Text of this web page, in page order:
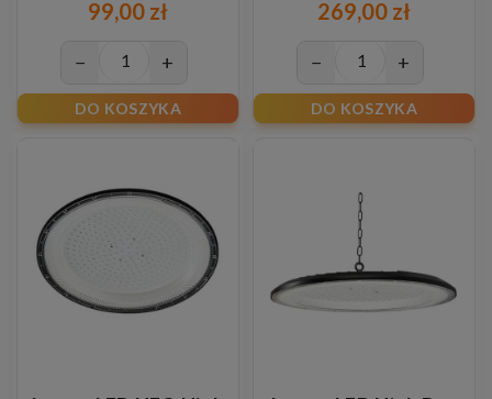
99,00 zł
− +
DO KOSZYKA
269,00 zł
− +
DO KOSZYKA